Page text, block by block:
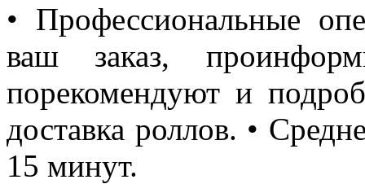
• Профессиональные
ваш заказ,
порекомендуют и
доставка роллов. •
15 минут.